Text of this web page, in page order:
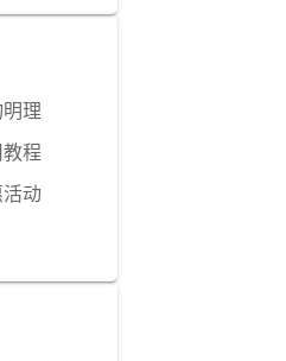
理
程
动